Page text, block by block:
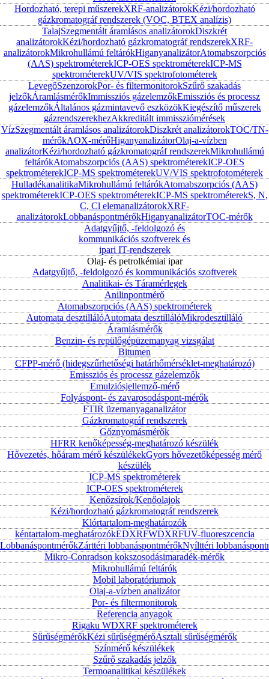
Hordozható, terepi műszerekXRF-analizátorokKézi/hordozható
gázkromatográf rendszerek (VOC, BTEX analízis)
TalajSzegmentált áramlásos analizátorokDiszkrét
analizátorokKézi/hordozható gázkromatográf rendszerekXRF-
analizátorokMikrohullámú feltárókHiganyanalizátorAtomabszorpciós
(AAS) spektrométerekICP-OES spektrométerekICP-MS
spektrométerekUV/VIS spektrofotométerek
LevegőSzenzorokPor- és filtermonitorokSzűrő szakadás
jelzőkÁramlásmérőkImmissziós gázelemzőkEmissziós és processz
gázelemzőkÁltalános gázmintavevő eszközökKiegészítő műszerek
gázrendszerekhezAkkreditált immissziómérések
VízSzegmentált áramlásos analizátorokDiszkrét analizátorokTOC/TN-
mérőkAOX-mérőHiganyanalizátorOlaj-a-vízben
analizátorKézi/hordozható gázkromatográf rendszerekMikrohullámú
feltárókAtomabszorpciós (AAS) spektrométerekICP-OES
spektrométerekICP-MS spektrométerekUV/VIS spektrofotométerek
HulladékanalitikaMikrohullámú feltárókAtomabszorpciós (AAS)
spektrométerekICP-OES spektrométerekICP-MS spektrométerekS, N,
C, Cl elemanalizátorokXRF-
analizátorokLobbanáspontmérőkHiganyanalizátorTOC-mérők
Adatgyűjtő, -feldolgozó és
kommunikációs szoftverek és
ipari IT-rendszerek
Olaj- és petrolkémiai ipar
Adatgyűjtő, -feldolgozó és kommunikációs szoftverek
Analitikai- és Táramérlegek
Anilinpontmérő
Atomabszorpciós (AAS) spektrométerek
Automata desztillálóAutomata desztillálóMikrodesztilláló
Áramlásmérők
Benzin- és repülőgépüzemanyag vizsgálat
Bitumen
CFPP-mérő (hidegszűrhetőségi határhőmérséklet-meghatározó)
Emissziós és processz gázelemzők
Emulziósjellemző-mérő
Folyáspont- és zavarosodáspont-mérők
FTIR üzemanyaganalizátor
Gázkromatográf rendszerek
Gőznyomásmérők
HFRR kenőképesség-meghatározó készülék
Hővezetés, hőáram mérő készülékekGyors hővezetőképesség mérő
készülék
ICP-MS spektrométerek
ICP-OES spektrométerek
Kenőzsírok/Kenőolajok
Kézi/hordozható gázkromatográf rendszerek
Klórtartalom-meghatározók
kéntartalom-meghatározókEDXRFWDXRFUV-fluoreszcencia
LobbanáspontmérőkZárttéri lobbanáspontmérőkNyílttéri
Mikro-Conradson kokszosodásimaradék-mérők
Mikrohullámú feltárók
Mobil laboratóriumok
Olaj-a-vízben analizátor
Por- és filtermonitorok
Referencia anyagok
Rigaku WDXRF spektrométerek
SűrűségmérőkKézi sűrűségmérőAsztali sűrűségmérők
Színmérő készülékek
Szűrő szakadás jelzők
Termoanalitikai készülékek